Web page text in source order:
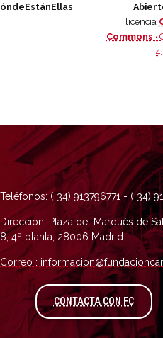
licencia
Commons ·
Teléfonos: (+34) 913796771 - (+34)
Dirección: Plaza del Marqués de
8, 4ª planta, 28006 Madrid.
Correo :
CONTACTA CON FCA